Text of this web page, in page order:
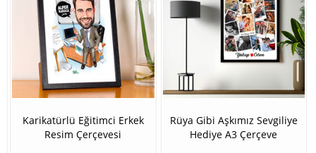
Karikatürlü Eğitimci Erkek
Resim Çerçevesi
Rüya Gibi Aşkımız Sevgiliye
Hediye A3 Çerçeve